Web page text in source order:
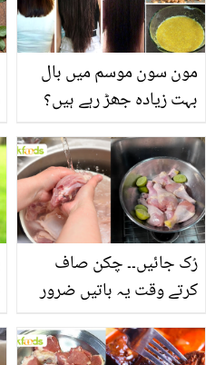
مون سون موسم میں بال
بہت زیادہ جھڑ رہے ہیں؟
بنانے کے چند قدرتی طریقے
رُک جائیں۔۔ چکن صاف
کرتے وقت یہ باتیں ضرور